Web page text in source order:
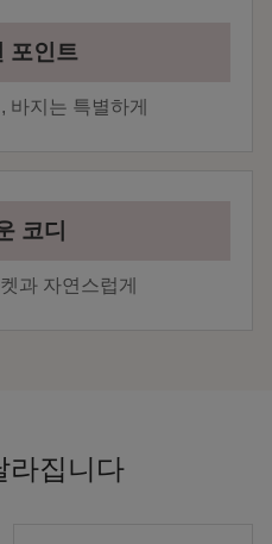
포인트
바지는 특별하게
코디
과 자연스럽게
라집니다